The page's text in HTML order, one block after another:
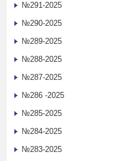
№291-2025
№290-2025
№289-2025
№288-2025
№287-2025
№286 -2025
№285-2025
№284-2025
№283-2025